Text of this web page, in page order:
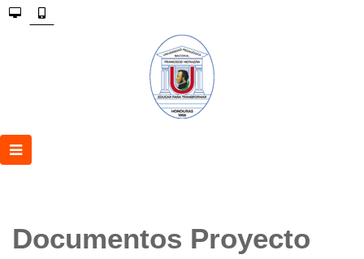
Documentos Proyecto